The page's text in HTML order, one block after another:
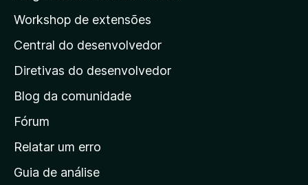
á
g
i
a
i
n
c
Workshop de extensões
Central do desenvolvedor
Diretivas do desenvolvedor
Blog da comunidade
Fórum
Relatar um erro
Guia de análise